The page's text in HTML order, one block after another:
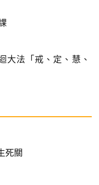
大法「戒、定、慧、
死關